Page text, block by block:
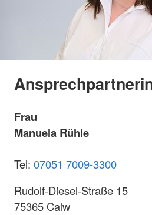
Frau
Manuela Rühle
Tel: 07051 7009-3300
Rudolf-Diesel-Straße 15
75365 Calw